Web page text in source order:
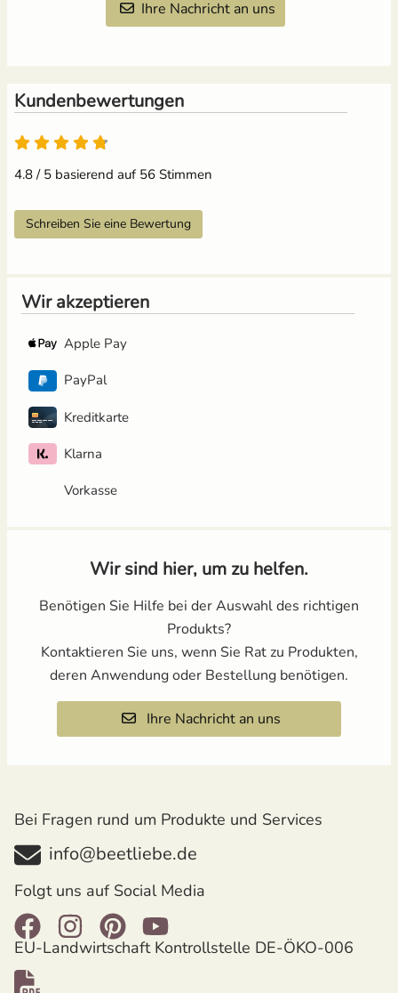
Ihre Nachricht an uns
Kundenbewertungen
4.8 von 5
4.8 / 5 basierend auf 56 Stimmen
Schreiben Sie eine Bewertung
Wir akzeptieren
Apple Pay
PayPal
Kreditkarte
Klarna
Vorkasse
Wir sind hier, um zu helfen.
Benötigen Sie Hilfe bei der Auswahl des richtigen
Produkts?
Kontaktieren Sie uns, wenn Sie Rat zu Produkten,
deren Anwendung oder Bestellung benötigen.
Ihre Nachricht an uns
Bei Fragen rund um Produkte und Services
info@beetliebe.de
Folgt uns auf Social Media
EU-Landwirtschaft Kontrollstelle DE-ÖKO-006